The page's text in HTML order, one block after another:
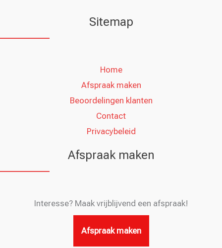
Sitemap
Home
Afspraak maken
Beoordelingen klanten
Contact
Privacybeleid
Afspraak maken
Interesse? Maak vrijblijvend een afspraak!
Afspraak maken